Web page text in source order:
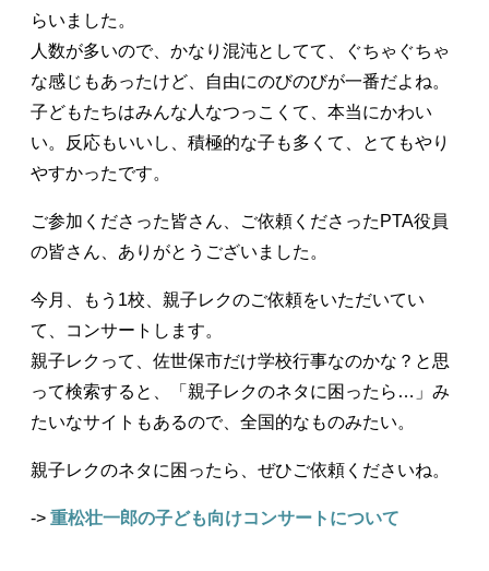
らいました。
人数が多いので、かなり混沌としてて、ぐちゃぐちゃ
な感じもあったけど、自由にのびのびが一番だよね。
子どもたちはみんな人なつっこくて、本当にかわい
い。反応もいいし、積極的な子も多くて、とてもやり
やすかったです。
ご参加くださった皆さん、ご依頼くださったPTA役員
の皆さん、ありがとうございました。
今月、もう1校、親子レクのご依頼をいただいてい
て、コンサートします。
親子レクって、佐世保市だけ学校行事なのかな？と思
って検索すると、「親子レクのネタに困ったら…」み
たいなサイトもあるので、全国的なものみたい。
親子レクのネタに困ったら、ぜひご依頼くださいね。
-> 重松壮一郎の子ども向けコンサートについて